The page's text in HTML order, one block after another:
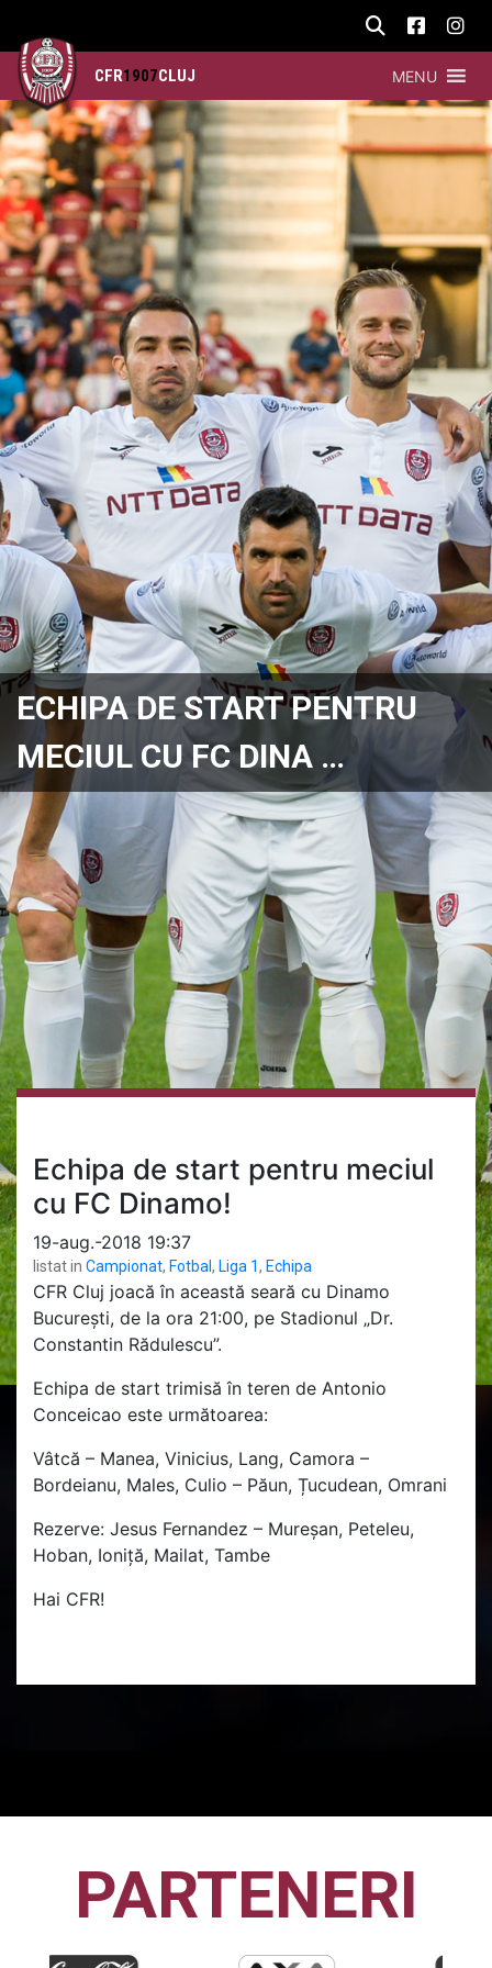
CFR1907CLUJ MENU
ECHIPA DE START PENTRU
MECIUL CU FC DINA …
Echipa de start pentru meciul
cu FC Dinamo!
19-aug.-2018 19:37
listat in Campionat, Fotbal , Liga 1, Echipa
CFR Cluj joacă în această seară cu Dinamo
București, de la ora 21:00, pe Stadionul „Dr.
Constantin Rădulescu”.
Echipa de start trimisă în teren de Antonio
Conceicao este următoarea:
Vâtcă – Manea, Vinicius, Lang, Camora –
Bordeianu, Males, Culio – Păun, Țucudean, Omrani
Rezerve: Jesus Fernandez – Mureșan, Peteleu,
Hoban, Ioniță, Mailat, Tambe
Hai CFR!
PARTENERI